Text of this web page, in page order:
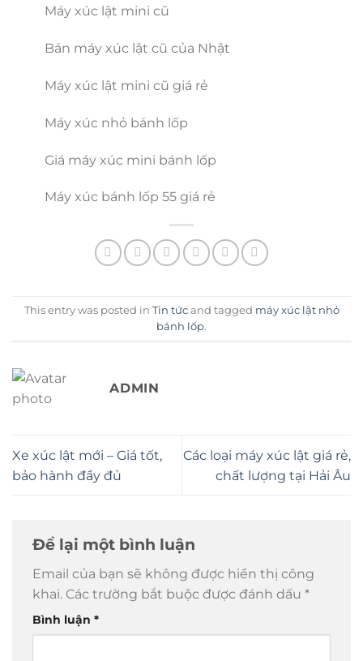
Máy xúc lật mini cũ
Bán máy xúc lật cũ của Nhật
Máy xúc lật mini cũ giá rẻ
Máy xúc nhỏ bánh lốp
Giá máy xúc mini bánh lốp
Máy xúc bánh lốp 55 giá rẻ
This entry was posted in Tin tứcand tagged máy xúc lật nhỏ
bánh lốp.
ADMIN
Xe xúc lật mới – Giá tốt,
bảo hành đầy đủ
Các loại máy xúc lật giá rẻ,
chất lượng tại Hải Âu
Để lại một bình luận
Email của bạn sẽ không được hiển thị công
khai. Các trường bắt buộc được đánh dấu *
Bình luận *